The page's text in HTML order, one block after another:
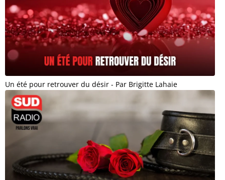
Un été pour retrouver du désir - Par Brigitte Lahaie